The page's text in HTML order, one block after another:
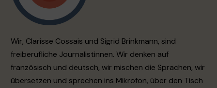
Wir, Clarisse Cossais und Sigrid Brinkmann, sind
freiberufliche Journalistinnen. Wir denken auf
französisch und deutsch, wir mischen die Sprachen, wir
übersetzen und sprechen ins Mikrofon, über den Tisch